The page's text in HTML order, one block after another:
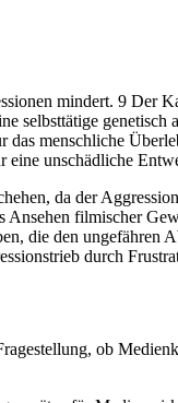
mindert. 9 Der
menschliche
unschädliche
da der
filmischer
die den ungefähren
durch
ob